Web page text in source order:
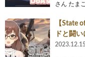
さん たま
【State
ドと闘